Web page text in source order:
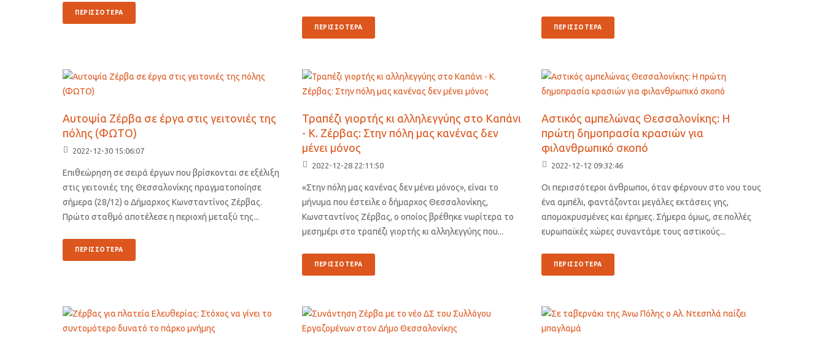
ΠΕΡΙΣΣΟΤΕΡΑ
ΠΕΡΙΣΣΟΤΕΡΑ ΠΕΡΙΣΣΟΤΕΡΑ
Αυτοψία Ζέρβα σε έργα στις γειτονιές της
πόλης (ΦΩΤΟ)
2022-12-30 15:06:07
Επιθεώρηση σε σειρά έργων που βρίσκονται σε εξέλιξη
στις γειτονιές της Θεσσαλονίκης πραγματοποίησε
σήμερα (28/12) ο Δήμαρχος Κωνσταντίνος Ζέρβας.
Πρώτο σταθμό αποτέλεσε η περιοχή μεταξύ της...
ΠΕΡΙΣΣΟΤΕΡΑ
Τραπέζι γιορτής κι αλληλεγγύης στο Καπάνι
- Κ. Ζέρβας: Στην πόλη μας κανένας δεν
μένει μόνος
2022-12-28 22:11:50
«Στην πόλη μας κανένας δεν μένει μόνος», είναι το
μήνυμα που έστειλε ο δήμαρχος Θεσσαλονίκης,
Κωνσταντίνος Ζέρβας, ο οποίος βρέθηκε νωρίτερα το
μεσημέρι στο τραπέζι γιορτής κι αλληλεγγύης που...
ΠΕΡΙΣΣΟΤΕΡΑ
Αστικός αμπελώνας Θεσσαλονίκης: Η
πρώτη δημοπρασία κρασιών για
φιλανθρωπικό σκοπό
2022-12-12 09:32:46
Οι περισσότεροι άνθρωποι, όταν φέρνουν στο νου τους
ένα αμπέλι, φαντάζονται μεγάλες εκτάσεις γης,
απομακρυσμένες και έρημες. Σήμερα όμως, σε πολλές
ευρωπαϊκές χώρες συναντάμε τους αστικούς...
ΠΕΡΙΣΣΟΤΕΡΑ